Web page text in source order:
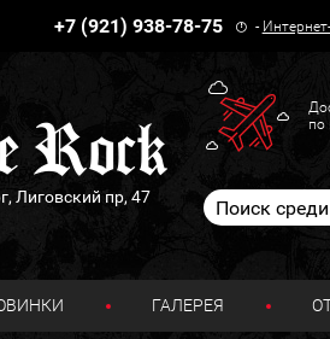
+7 (921) 938-78-75 -
Лиговский пр, 47
по
ГАЛЕРЕЯ